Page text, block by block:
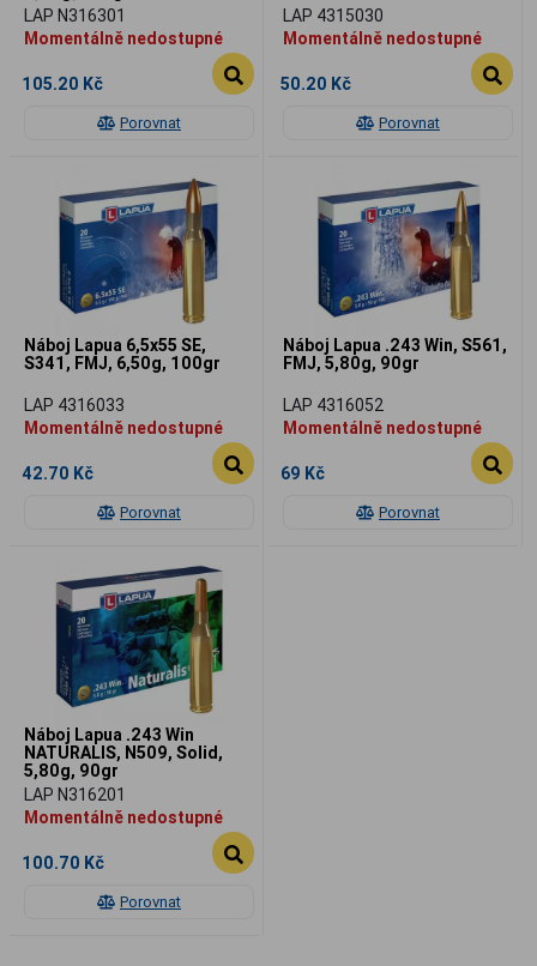
Porovnat
LAP N316301
Momentálně nedostupné
105.20 Kč
Porovnat
LAP 4315030
Momentálně nedostupné
50.20 Kč
Porovnat
Náboj Lapua 6,5x55 SE,
S341, FMJ, 6,50g, 100gr
LAP 4316033
Momentálně nedostupné
42.70 Kč
Porovnat
Náboj Lapua .243 Win, S561,
FMJ, 5,80g, 90gr
LAP 4316052
Momentálně nedostupné
69 Kč
Porovnat
Náboj Lapua .243 Win
NATURALIS, N509, Solid,
5,80g, 90gr
LAP N316201
Momentálně nedostupné
100.70 Kč